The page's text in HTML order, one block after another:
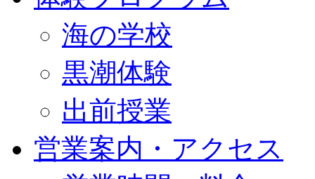
海の学校
黒潮体験
出前授業
営業案内・アクセス